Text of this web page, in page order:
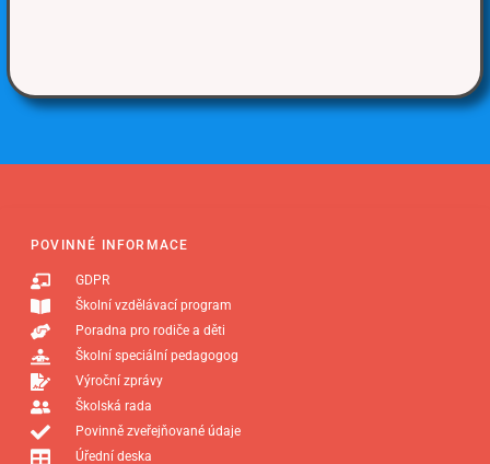
POVINNÉ INFORMACE
GDPR
Školní vzdělávací program
Poradna pro rodiče a děti
Školní speciální pedagogog
Výroční zprávy
Školská rada
Povinně zveřejňované údaje
Úřední deska